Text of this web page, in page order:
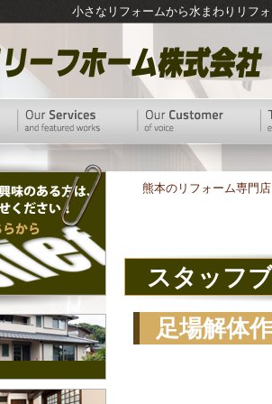
小さなリフォームから水まわりリフ
熊本のリフォーム専門
スタッフ
足場解体